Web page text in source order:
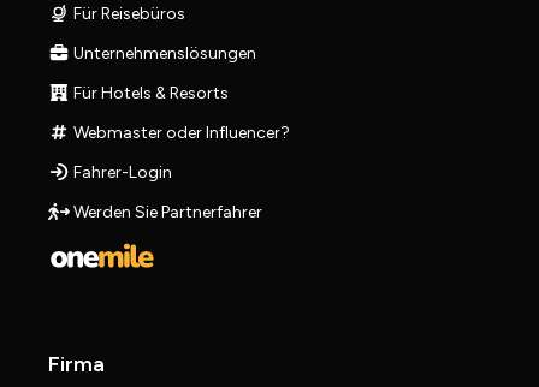
Für Reisebüros
Unternehmenslösungen
Für Hotels & Resorts
Webmaster oder Influencer?
Fahrer-Login
Werden Sie Partnerfahrer
Firma